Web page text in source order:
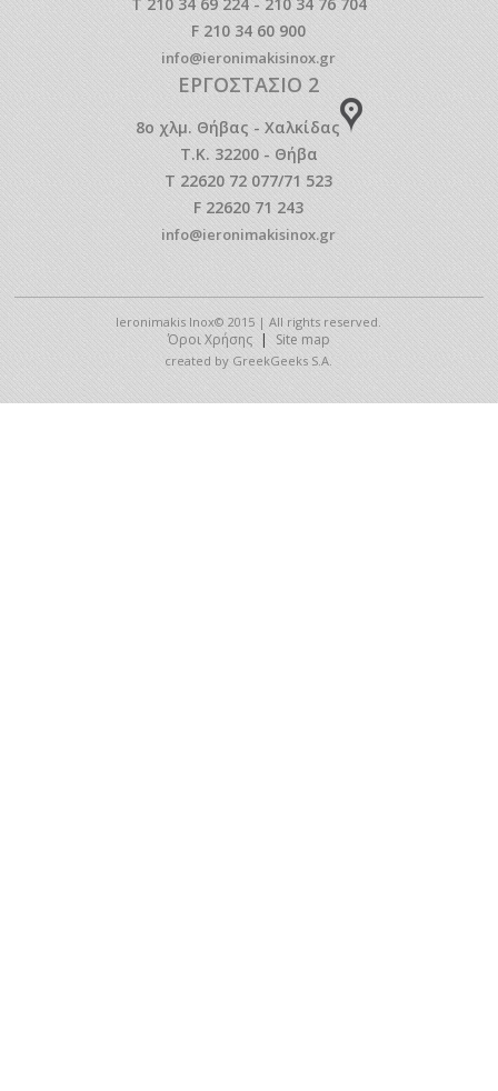
F 210 34 60 900
info@ieronimakisinox.gr
ΕΡΓΟΣΤΑΣΙΟ 2
8o χλμ. Θήβας - Χαλκίδας
Τ.Κ. 32200 - Θήβα
T 22620 72 077/71 523
F 22620 71 243
info@ieronimakisinox.gr
Ieronimakis Inox© 2015 | All rights reserved.
Όροι Χρήσης | Site map
created by GreekGeeks S.A.